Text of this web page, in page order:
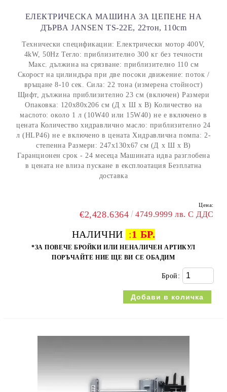
ЕЛЕКТРИЧЕСКА МАШИНА ЗА ЦЕПЕНЕ НА
ДЪРВА JANSEN TS-22Е, 22тон, 110cm
Технически спецификации: Електрически мотор 400V,
4kW, 50Hz Тегло: приблизително 300 кг без течности
Макс. дължина на срязване: приблизително 110 см
Скорост на цилиндъра при две посоки движение: поток /
връщане 8-10 сек. Сила: 22 тона (измерена стойност)
Щифт, дължина приблизително 23 см (включен) Размери
Опаковка: 120x80x206 см (Д x Ш x В) Количество на
маслото: около 1 л (10W40 или 15W40) не е включено в
цената Количество хидравлично масло: приблизително 24
л (HLP46) не е включено в цената Хидравлична помпа: 2-
степенна Размери: 247x130x67 см (Д x Ш x В)
Гаранционен срок - 24 месеца Машината идва разглобена
в цената не влиза пускане в експлоатация Безплатна
доставка
Цена:
€2,428.6364 4749.9999 лв. С ДДС
НАЛИЧНИ :1 БР.
*ЗА ПОВЕЧЕ БРОЙКИ ИЛИ НЕНАЛИЧЕН АРТИКУЛ
ПОРЪЧАЙТЕ НИЕ ЩЕ ВИ СЕ ОБАДИМ
Брой: